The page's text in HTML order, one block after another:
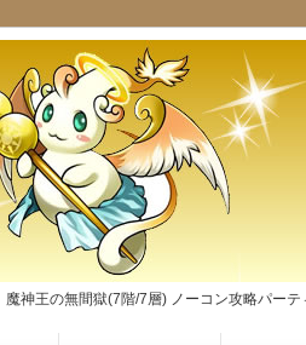
魔神王の無間獄(7階/7層) ノーコン攻略パーテ